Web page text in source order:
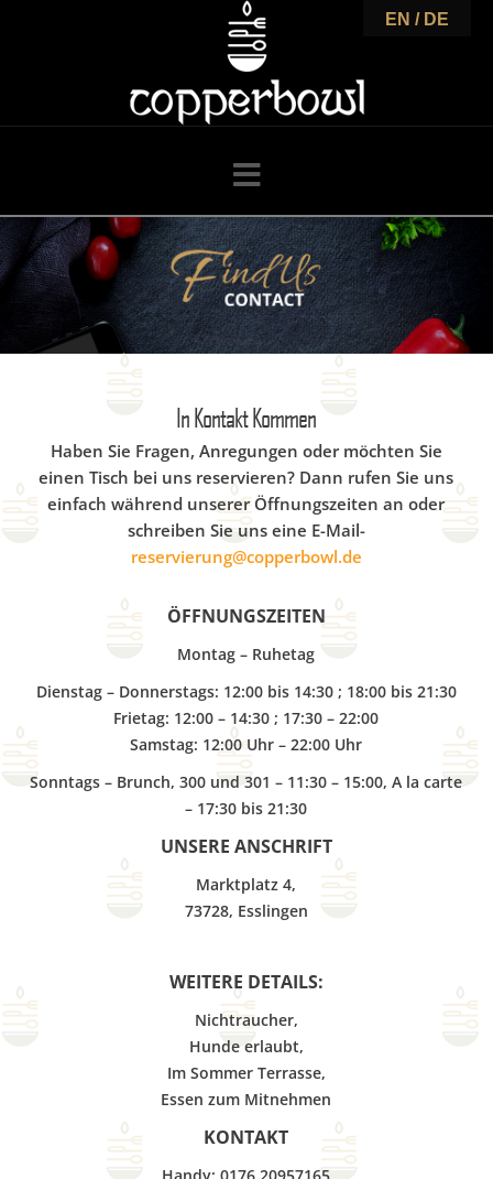
o
p
p
e
b
l
Navigation
In Kontakt Kommen
Haben Sie Fragen, Anregungen oder möchten Sie
einen Tisch bei uns reservieren? Dann rufen Sie uns
einfach während unserer Öffnungszeiten an oder
schreiben Sie uns eine E-Mail-
reservierung@copperbowl.de
ÖFFNUNGSZEITEN
Montag – Ruhetag
Dienstag – Donnerstags: 12:00 bis 14:30 ; 18:00 bis 21:30
Frietag: 12:00 – 14:30 ; 17:30 – 22:00
Samstag: 12:00 Uhr – 22:00 Uhr
Sonntags – Brunch, 300 und 301 – 11:30 – 15:00, A la carte
– 17:30 bis 21:30
UNSERE ANSCHRIFT
Marktplatz 4,
73728, Esslingen
WEITERE DETAILS:
Nichtraucher,
Hunde erlaubt,
Im Sommer Terrasse,
Essen zum Mitnehmen
KONTAKT
EN / DE